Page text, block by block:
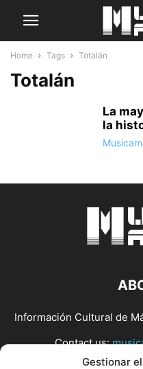
Gestionar
Home Tags Totalán
Totalán
La
la
Información Cultural de
Contact us: